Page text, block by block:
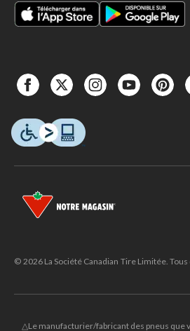
© 2026 La Société Canadian Tire Limitée.
△Le manufacturier/fabricant des pneus que